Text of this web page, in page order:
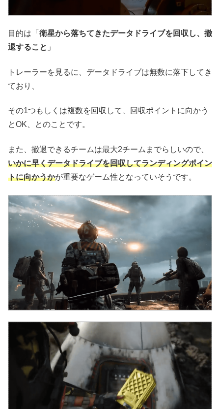
目的は「 衛星から落ちてきたデータドライブを回収し、撤
退すること 」
トレーラーを見るに、データドライブは無数に落下してき
ており、
その1つもしくは複数を回収して、回収ポイントに向かう
とOK、とのことです。
また、撤退できるチームは最大2チームまでらしいので、
いかに早くデータドライブを回収してランディングポイン
トに向かうかが重要なゲーム性となっていそうです。